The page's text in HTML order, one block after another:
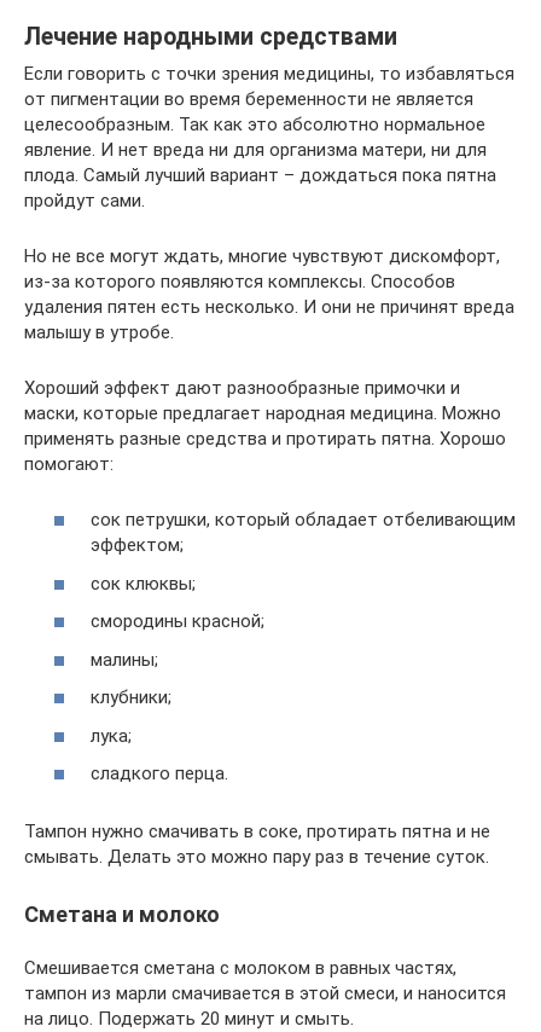
Лечение народными средствами
Если говорить с точки зрения медицины, то избавляться
от пигментации во время беременности не является
целесообразным. Так как это абсолютно нормальное
явление. И нет вреда ни для организма матери, ни для
плода. Самый лучший вариант – дождаться пока пятна
пройдут сами.
Но не все могут ждать, многие чувствуют дискомфорт,
из-за которого появляются комплексы. Способов
удаления пятен есть несколько. И они не причинят вреда
малышу в утробе.
Хороший эффект дают разнообразные примочки и
маски, которые предлагает народная медицина. Можно
применять разные средства и протирать пятна. Хорошо
помогают:
сок петрушки, который обладает отбеливающим
эффектом;
сок клюквы;
смородины красной;
малины;
клубники;
лука;
сладкого перца.
Тампон нужно смачивать в соке, протирать пятна и не
смывать. Делать это можно пару раз в течение суток.
Сметана и молоко
Смешивается сметана с молоком в равных частях,
тампон из марли смачивается в этой смеси, и наносится
на лицо. Подержать 20 минут и смыть.